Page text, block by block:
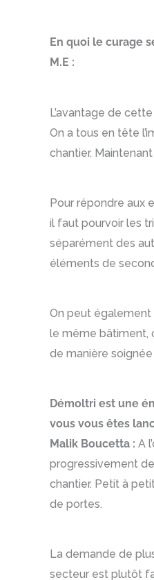
En quoi le curage
M.E :
L’avantage de
On a tous en tête
chantier.
Pour répondre aux
il faut pourvoir les
séparément des
éléments de
On peut également
le même bâtiment,
de manière
Démoltri est une
vous vous êtes
Malik Boucetta : A
progressivement
chantier. Petit à
de portes.
La demande de
secteur est plutôt